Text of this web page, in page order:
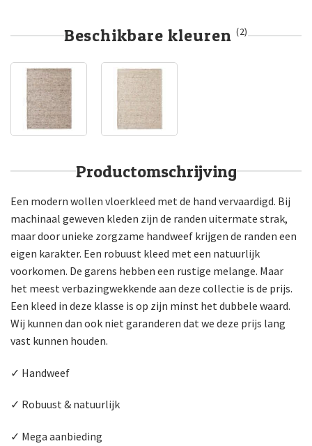
Beschikbare kleuren (2)
Productomschrijving
Een modern wollen vloerkleed met de hand vervaardigd. Bij
machinaal geweven kleden zijn de randen uitermate strak,
maar door unieke zorgzame handweef krijgen de randen een
eigen karakter. Een robuust kleed met een natuurlijk
voorkomen. De garens hebben een rustige melange. Maar
het meest verbazingwekkende aan deze collectie is de prijs.
Een kleed in deze klasse is op zijn minst het dubbele waard.
Wij kunnen dan ook niet garanderen dat we deze prijs lang
vast kunnen houden.
✓ Handweef
✓ Robuust & natuurlijk
✓ Mega aanbieding